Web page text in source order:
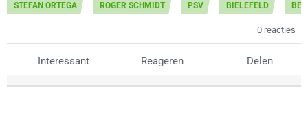
STEFAN ORTEGA ROGER SCHMIDT PSV BIELEFELD
0 reacties
Interessant Reageren Delen